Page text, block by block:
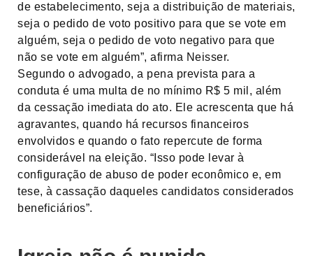
de estabelecimento, seja a distribuição de materiais,
seja o pedido de voto positivo para que se vote em
alguém, seja o pedido de voto negativo para que
não se vote em alguém”, afirma Neisser.
Segundo o advogado, a pena prevista para a
conduta é uma multa de no mínimo R$ 5 mil, além
da cessação imediata do ato. Ele acrescenta que há
agravantes, quando há recursos financeiros
envolvidos e quando o fato repercute de forma
considerável na eleição. “Isso pode levar à
configuração de abuso de poder econômico e, em
tese, à cassação daqueles candidatos considerados
beneficiários”.